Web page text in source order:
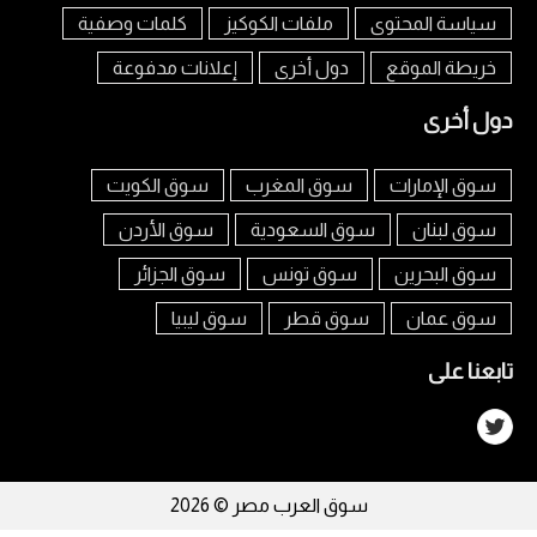
سياسة المحتوى ملفات الكوكيز كلمات وصفية
خريطة الموقع دول أخرى إعلانات مدفوعة
دول أخرى
سوق الإمارات سوق المغرب سوق الكويت
سوق لبنان سوق السعودية سوق الأردن
سوق البحرين سوق تونس سوق الجزائر
سوق عمان سوق قطر سوق ليبيا
تابعنا على
سوق العرب مصر © 2026